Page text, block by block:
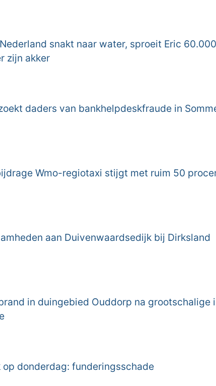
snakt naar water, sproeit Eric
zijn akker
daders van bankhelpdeskfraude in
Wmo-regiotaxi stijgt met ruim 50
aan Duivenwaardsedijk bij Dirksland
in duingebied Ouddorp na grootschalige
op donderdag: funderingsschade